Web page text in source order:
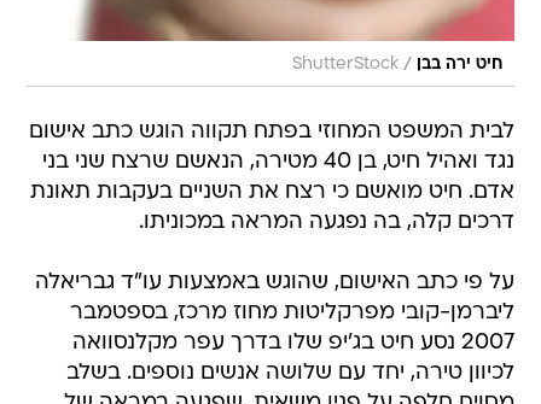
חיט ירה בבן /
ShutterStock
לבית המשפט המחוזי בפתח תקווה הוגש כתב אישום
נגד ואהיל חיט, בן 40 מטירה, הנאשם שרצח שני בני
אדם. חיט מואשם כי רצח את השניים בעקבות תאונת
דרכים קלה, בה נפגעה המראה במכוניתו.
על פי כתב האישום, שהוגש באמצעות עו"ד גבריאלה
ליברמן-קובי מפרקליטות מחוז מרכז, בספטמבר
2007 נסע חיט בג'יפ שלו בדרך עפר מקלנסוואה
לכיוון טירה, יחד עם שלושה אנשים נוספים. בשלב